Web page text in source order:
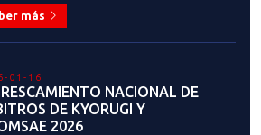
más
01-16
NACIONAL DE
DE KYORUGI Y
2026